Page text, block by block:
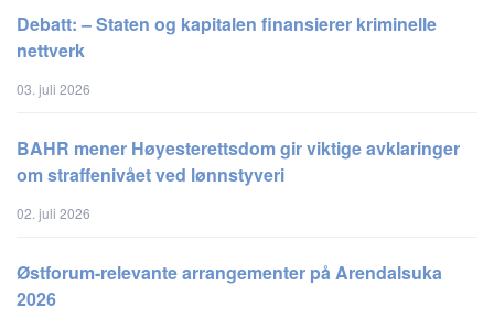
Debatt: – Staten og kapitalen finansierer kriminelle
nettverk
03. juli 2026
BAHR mener Høyesterettsdom gir viktige avklaringer
om straffenivået ved lønnstyveri
02. juli 2026
Østforum-relevante arrangementer på Arendalsuka
2026